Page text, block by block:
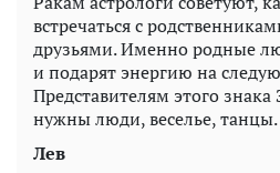
встречаться с
друзьями. Именно родные
и подарят энергию на
Представителям этого
нужны люди, веселье, танцы.
Лев